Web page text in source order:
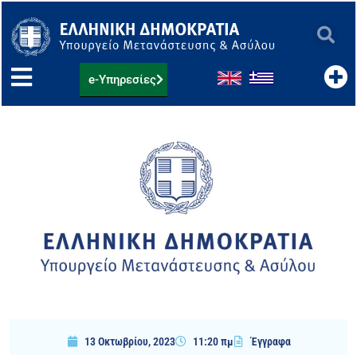
στο
περιεχόμενο
e-Υπηρεσίες
13 Οκτωβρίου, 2023 11:20 πμ
Έγγραφα